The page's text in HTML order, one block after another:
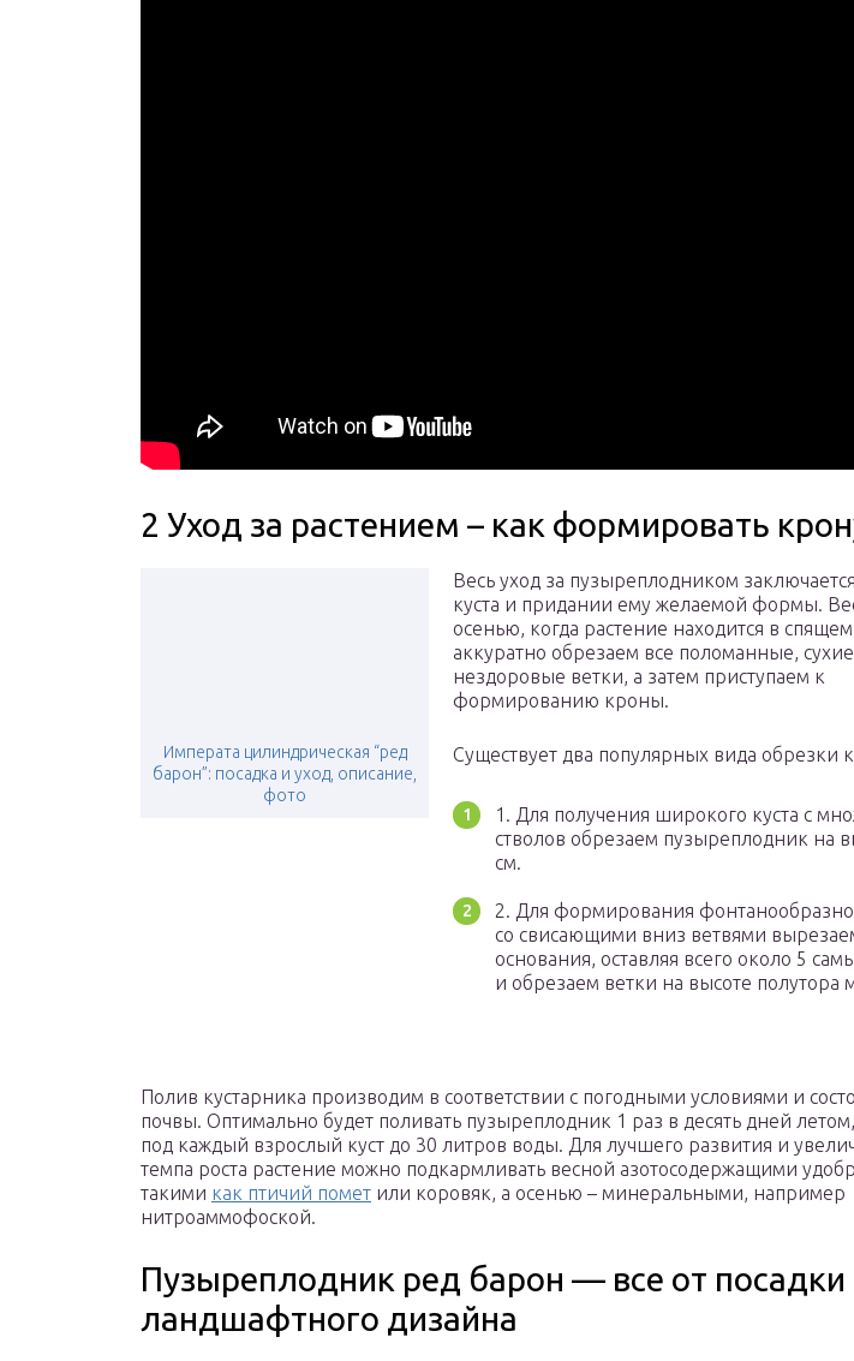
2 Уход за растением – как формировать
Императа цилиндрическая “ред
барон”: посадка и уход, описание,
фото
Весь уход за пузыреплодником
куста и придании ему желаемой формы.
осенью, когда растение находится в
аккуратно обрезаем все поломанные,
нездоровые ветки, а затем приступаем к
формированию кроны.
Существует два популярных вида обрезки
1. Для получения широкого куста с
стволов обрезаем пузыреплодник на
см.
2. Для формирования
со свисающими вниз ветвями
основания, оставляя всего около 5
и обрезаем ветки на высоте полутора
Полив кустарника производим в соответствии с погодными условиями и
почвы. Оптимально будет поливать пузыреплодник 1 раз в десять дней
под каждый взрослый куст до 30 литров воды. Для лучшего развития и
темпа роста растение можно подкармливать весной азотосодержащими
такими как птичий помет или коровяк, а осенью – минеральными, например
нитроаммофоской.
Пузыреплодник ред барон — все от посадки
ландшафтного дизайна